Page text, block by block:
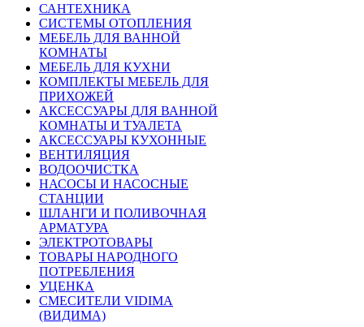
САНТЕХНИКА
СИСТЕМЫ ОТОПЛЕНИЯ
МЕБЕЛЬ ДЛЯ ВАННОЙ
КОМНАТЫ
МЕБЕЛЬ ДЛЯ КУХНИ
КОМПЛЕКТЫ МЕБЕЛЬ ДЛЯ
ПРИХОЖЕЙ
АКСЕССУАРЫ ДЛЯ ВАННОЙ
КОМНАТЫ И ТУАЛЕТА
АКСЕССУАРЫ КУХОННЫЕ
ВЕНТИЛЯЦИЯ
ВОДООЧИСТКА
НАСОСЫ И НАСОСНЫЕ
СТАНЦИИ
ШЛАНГИ И ПОЛИВОЧНАЯ
АРМАТУРА
ЭЛЕКТРОТОВАРЫ
ТОВАРЫ НАРОДНОГО
ПОТРЕБЛЕНИЯ
УЦЕНКА
СМЕСИТЕЛИ VIDIMA
(ВИДИМА)